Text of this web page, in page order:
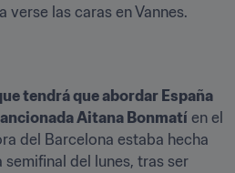
las caras en Vannes.
tendrá que abordar España
Aitana Bonmatí en el
del Barcelona estaba hecha
semifinal del lunes, tras ser